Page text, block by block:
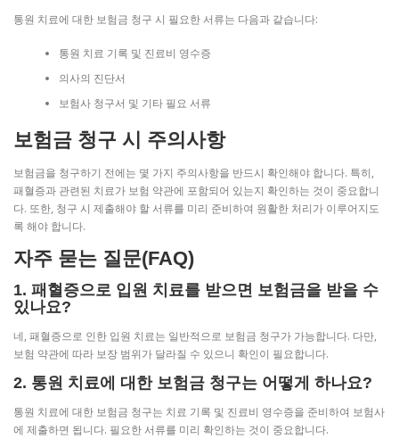
통원 치료에 대한 보험금 청구 시 필요한 서류는 다음과 같습니다:
통원 치료 기록 및 진료비 영수증
의사의 진단서
보험사 청구서 및 기타 필요 서류
보험금 청구 시 주의사항
보험금을 청구하기 전에는 몇 가지 주의사항을 반드시 확인해야 합니다. 특히,
패혈증과 관련된 치료가 보험 약관에 포함되어 있는지 확인하는 것이 중요합니
다. 또한, 청구 시 제출해야 할 서류를 미리 준비하여 원활한 처리가 이루어지도
록 해야 합니다.
자주 묻는 질문(FAQ)
1. 패혈증으로 입원 치료를 받으면 보험금을 받을 수
있나요?
네, 패혈증으로 인한 입원 치료는 일반적으로 보험금 청구가 가능합니다. 다만,
보험 약관에 따라 보장 범위가 달라질 수 있으니 확인이 필요합니다.
2. 통원 치료에 대한 보험금 청구는 어떻게 하나요?
통원 치료에 대한 보험금 청구는 치료 기록 및 진료비 영수증을 준비하여 보험사
에 제출하면 됩니다. 필요한 서류를 미리 확인하는 것이 중요합니다.